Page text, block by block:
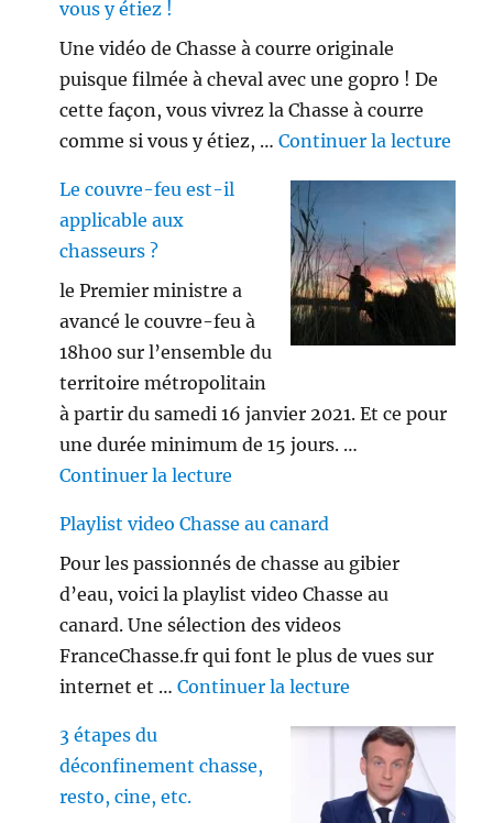
vous y étiez !
Une vidéo de Chasse à courre originale
puisque filmée à cheval avec une gopro ! De
cette façon, vous vivrez la Chasse à courre
comme si vous y étiez, …Continuer la lecture
Le couvre-feu est-il
applicable aux
chasseurs ?
le Premier ministre a
avancé le couvre-feu à
18h00 sur l’ensemble du
territoire métropolitain
à partir du samedi 16 janvier 2021. Et ce pour
une durée minimum de 15 jours. …
Continuer la lecture
Playlist video Chasse au canard
Pour les passionnés de chasse au gibier
d’eau, voici la playlist video Chasse au
canard. Une sélection des videos
FranceChasse.fr qui font le plus de vues sur
internet et …Continuer la lecture
3 étapes du
déconfinement chasse,
resto, cine, etc.